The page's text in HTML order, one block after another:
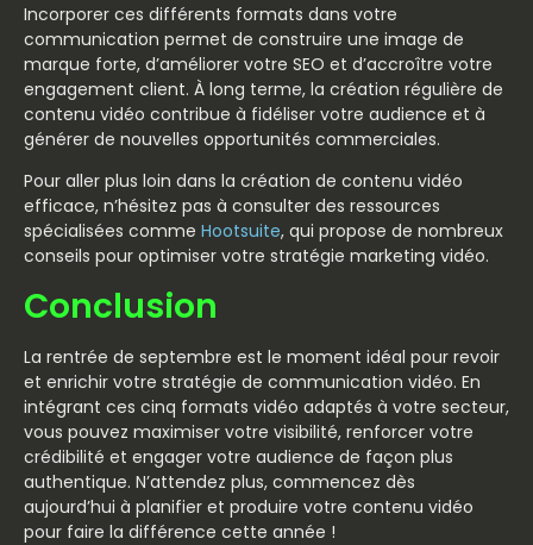
Incorporer ces différents formats dans votre
communication permet de construire une image de
marque forte, d’améliorer votre SEO et d’accroître votre
engagement client. À long terme, la création régulière de
contenu vidéo contribue à fidéliser votre audience et à
générer de nouvelles opportunités commerciales.
Pour aller plus loin dans la création de contenu vidéo
efficace, n’hésitez pas à consulter des ressources
spécialisées comme Hootsuite, qui propose de nombreux
conseils pour optimiser votre stratégie marketing vidéo.
Conclusion
La rentrée de septembre est le moment idéal pour revoir
et enrichir votre stratégie de communication vidéo. En
intégrant ces cinq formats vidéo adaptés à votre secteur,
vous pouvez maximiser votre visibilité, renforcer votre
crédibilité et engager votre audience de façon plus
authentique. N’attendez plus, commencez dès
aujourd’hui à planifier et produire votre contenu vidéo
pour faire la différence cette année !